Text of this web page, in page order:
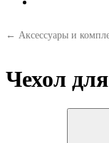
← Аксессуары и
Чехол